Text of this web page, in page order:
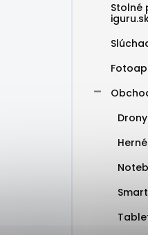
Stolné
Drony